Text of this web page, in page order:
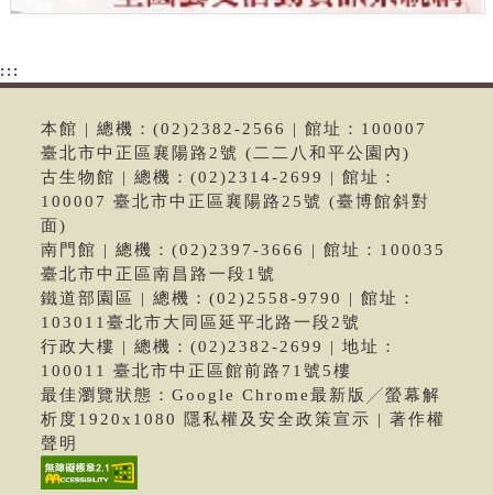
:::
本館 | 總機：(02)2382-2566 | 館址：100007
臺北市中正區襄陽路2號 (二二八和平公園內)
古生物館 | 總機：(02)2314-2699 | 館址：
100007 臺北市中正區襄陽路25號 (臺博館斜對
面)
南門館 | 總機：(02)2397-3666 | 館址：100035
臺北市中正區南昌路一段1號
鐵道部園區 | 總機：(02)2558-9790 | 館址：
103011臺北市大同區延平北路一段2號
行政大樓 | 總機：(02)2382-2699 | 地址：
100011 臺北市中正區館前路71號5樓
最佳瀏覽狀態：Google Chrome最新版╱螢幕解
析度1920x1080 隱私權及安全政策宣示 | 著作權
聲明